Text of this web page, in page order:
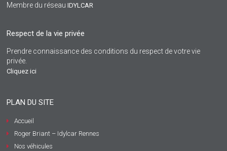
Membre du réseauIDYLCAR
Respect de la vie privée
Prendre connaissance des conditions du respect de votre vie
privée.
Cliquez ici
PLAN DU SITE
Accueil
Roger Briant – Idylcar Rennes
Nos véhicules